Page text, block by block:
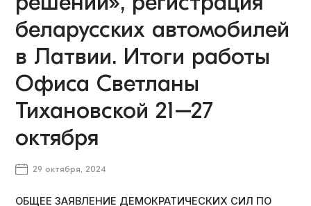
беларусских автомобилей
в Латвии. Итоги работы
Офиса Светланы
Тихановской 21–27
октября
29 октября, 2024
ОБЩЕЕ ЗАЯВЛЕНИЕ ДЕМОКРАТИЧЕСКИХ СИЛ ПО